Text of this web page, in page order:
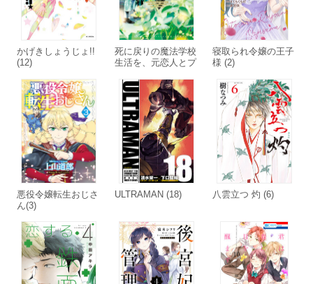
かげきしょうじょ!!
(12)
死に戻りの魔法学校
生活を、元恋人とプ
ただし好感度はゼ
ロ)【電子限定特典
付き】
寝取られ令嬢の王子
様 (2)
悪役令嬢転生おじさ
ん(3)
ULTRAMAN (18) 八雲立つ 灼 (6)